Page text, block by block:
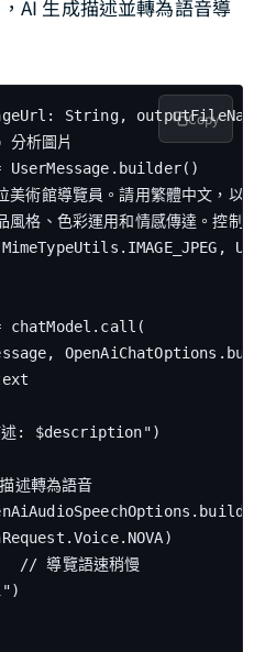
AI 生成描述並轉為語音導
String,
析圖片
UserMessage.builder()
術館導覽員。請用繁體中文，以生
格、色彩運用和情感傳達。控制
chatModel.call(
: $description")
述轉為語音
// 導覽語速稍慢
Copy